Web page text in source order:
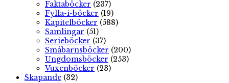
Faktaböcker (237)
Fylla-i-böcker (19)
Kapitelböcker (588)
Samlingar (51)
Serieböcker (37)
Småbarnsböcker (200)
Ungdomsböcker (253)
Vuxenböcker (23)
Skapande (32)